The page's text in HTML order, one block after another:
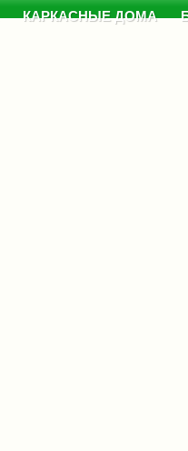
КАРКАСНЫЕ ДОМА